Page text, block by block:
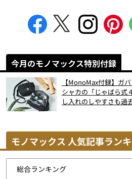
今月のモノマックス特別付録
【MonoMax付録】ガ
シャカの「じゃばら式
し入れのしやすさも過
モノマックス 人気記事ラン